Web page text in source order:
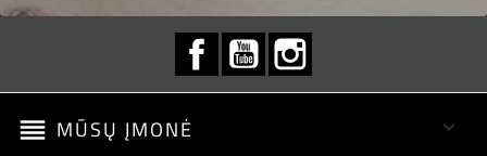
FacebookYouTube
reorder MŪSŲ ĮMONĖ 